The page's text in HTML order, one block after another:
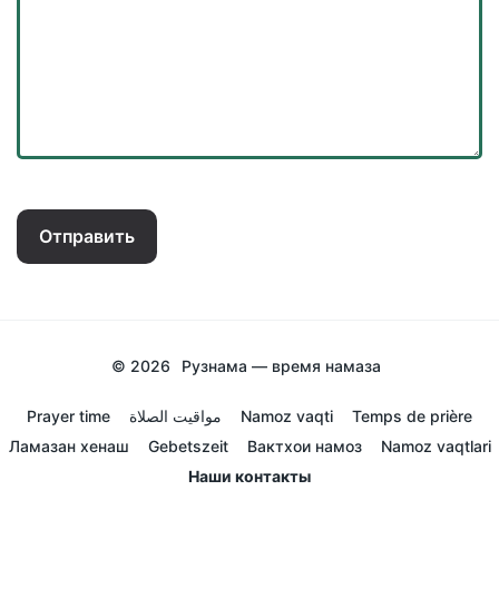
Отправить
© 2026 Рузнама — время намаза
Prayer time مواقيت الصلاة Namoz vaqti
Temps de prière
Ламазан хенаш
Gebetszeit Вактхои намоз
Namoz vaqtlari
Наши контакты